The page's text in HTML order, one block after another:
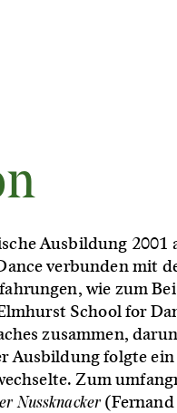
Ausbildung
verbunden mit
wie zum
School for
zusammen,
folgte ein
Zum
Nussknacker